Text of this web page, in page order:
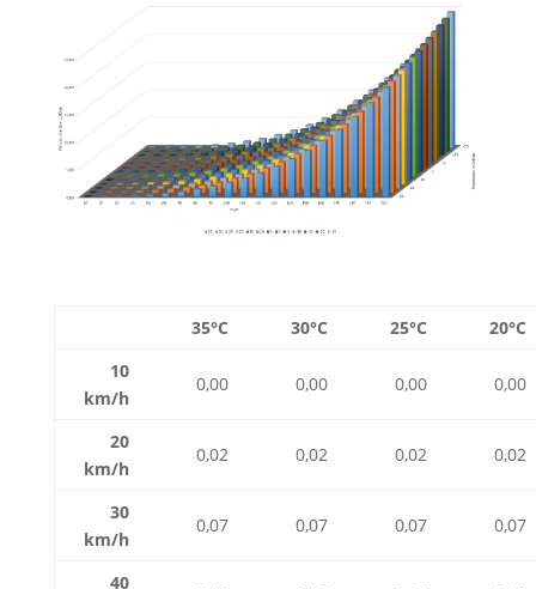
35°C 30°C 25°C 20°C
10
km/h
0,00 0,00 0,00 0,00
20
km/h
0,02 0,02 0,02 0,02
30
km/h
0,07 0,07 0,07 0,07
40